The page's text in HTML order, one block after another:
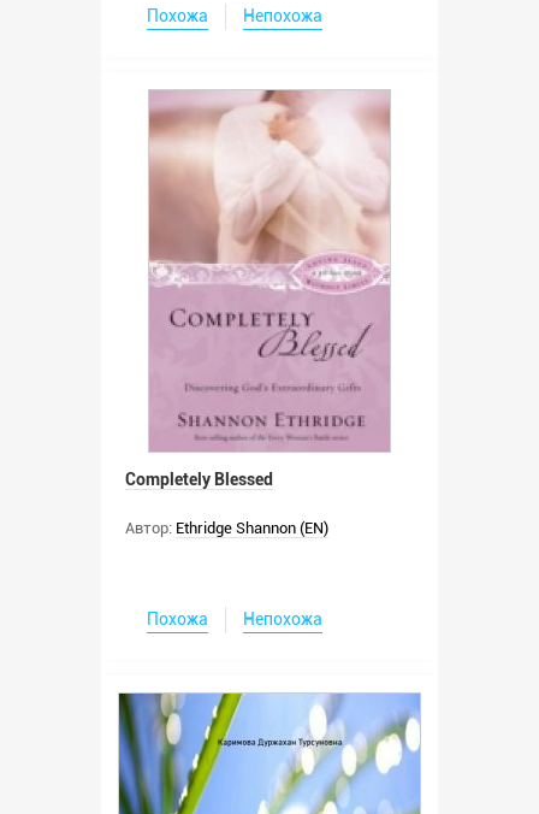
Похожа Непохожа
Completely Blessed
Автор: Ethridge Shannon (EN)
Похожа Непохожа